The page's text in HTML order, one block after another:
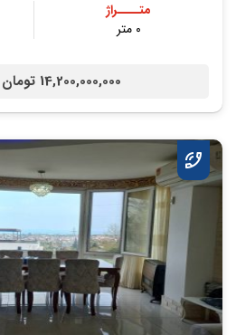
متــــراژ
۰ متر
14,200,000,000 تومان /